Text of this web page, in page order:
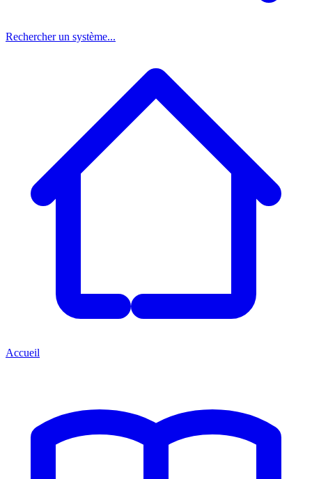
Rechercher un système...
Accueil